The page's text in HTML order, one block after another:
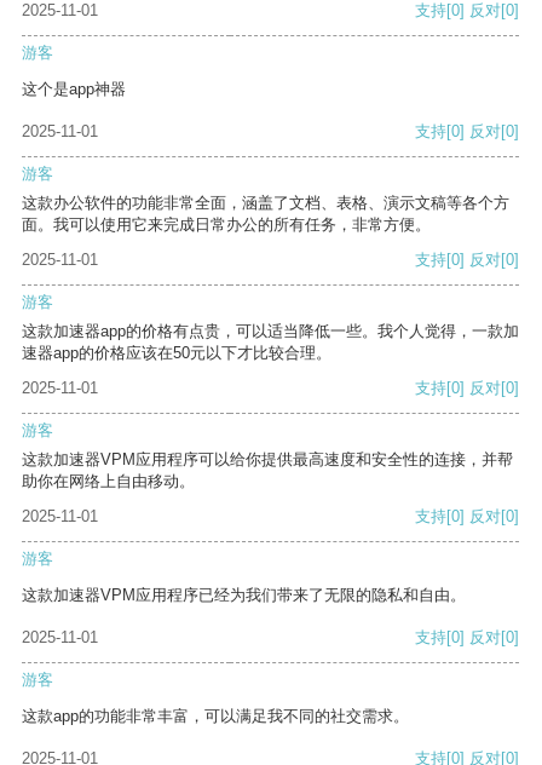
2025-11-01 支持[0] 反对[0]
游客
这个是app神器
2025-11-01 支持[0] 反对[0]
游客
这款办公软件的功能非常全面，涵盖了文档、表格、演示文稿等各个方
面。我可以使用它来完成日常办公的所有任务，非常方便。
2025-11-01
支持[0] 反对[0]
游客
这款加速器app的价格有点贵，可以适当降低一些。我个人觉得，一款加
速器app的价格应该在50元以下才比较合理。
2025-11-01
支持[0] 反对[0]
游客
这款加速器VPM应用程序可以给你提供最高速度和安全性的连接，并帮
助你在网络上自由移动。
2025-11-01
支持[0] 反对[0]
游客
这款加速器VPM应用程序已经为我们带来了无限的隐私和自由。
2025-11-01 支持[0] 反对[0]
游客
这款app的功能非常丰富，可以满足我不同的社交需求。
2025-11-01 支持[0] 反对[0]